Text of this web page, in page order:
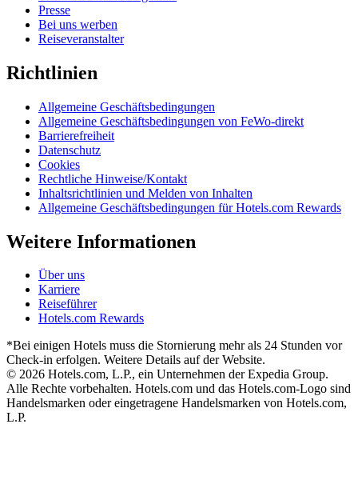
Presse
Bei uns werben
Reiseveranstalter
Richtlinien
Allgemeine Geschäftsbedingungen
Allgemeine Geschäftsbedingungen von FeWo-direkt
Barrierefreiheit
Datenschutz
Cookies
Rechtliche Hinweise/Kontakt
Inhaltsrichtlinien und Melden von Inhalten
Allgemeine Geschäftsbedingungen für Hotels.com Rewards
Weitere Informationen
Über uns
Karriere
Reiseführer
Hotels.com Rewards
*Bei einigen Hotels muss die Stornierung mehr als 24 Stunden vor
Check-in erfolgen. Weitere Details auf der Website.
© 2026 Hotels.com, L.P., ein Unternehmen der Expedia Group.
Alle Rechte vorbehalten. Hotels.com und das Hotels.com-Logo sind
Handelsmarken oder eingetragene Handelsmarken von Hotels.com,
L.P.